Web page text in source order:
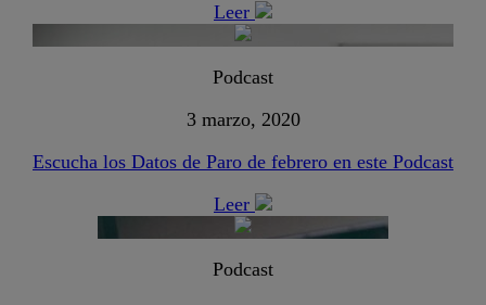
Leer
Podcast
3 marzo, 2020
Escucha los Datos de Paro de febrero en este Podcast
Leer
Podcast